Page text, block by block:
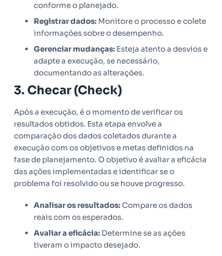
conforme o planejado.
Registrar dados: Monitore o processo e colete
informações sobre o desempenho.
Gerenciar mudanças: Esteja atento a desvios e
adapte a execução, se necessário,
documentando as alterações.
3. Checar (Check)
Após a execução, é o momento de verificar os
resultados obtidos. Esta etapa envolve a
comparação dos dados coletados durante a
execução com os objetivos e metas definidos na
fase de planejamento. O objetivo é avaliar a eficácia
das ações implementadas e identificar se o
problema foi resolvido ou se houve progresso.
Analisar os resultados:Compare os dados
reais com os esperados.
Avaliar a eficácia: Determine se as ações
tiveram o impacto desejado.